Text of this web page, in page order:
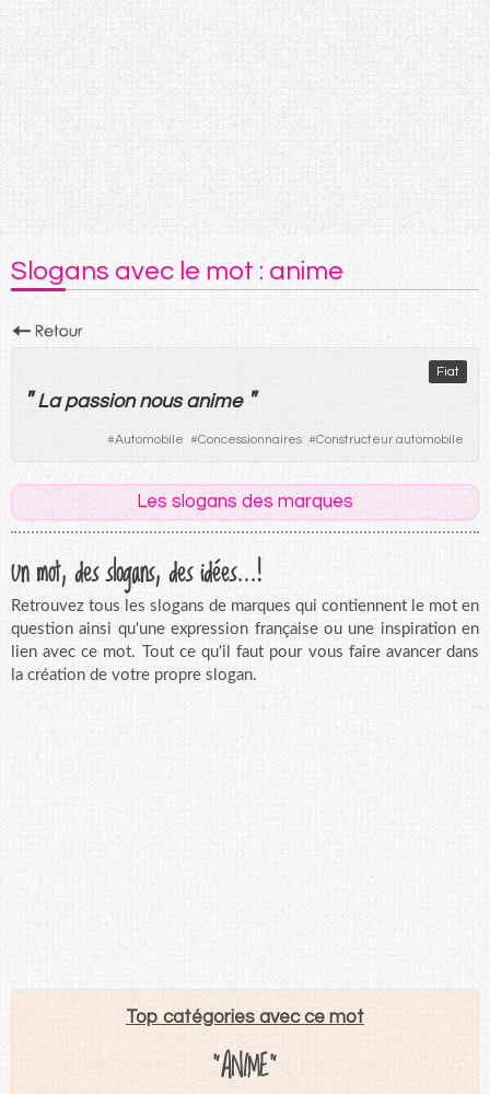
Slogans avec le mot : anime
Fiat
" La passion nous anime "
#Automobile #Concessionnaires #Constructeur automobile
Les slogans des marques
Un mot, des slogans, des idées...!
Retrouvez tous les slogans de marques qui contiennent le mot en
question ainsi qu'une expression française ou une inspiration en
lien avec ce mot. Tout ce qu'il faut pour vous faire avancer dans
la création de votre propre slogan.
Top catégories avec ce mot
"ANIME"